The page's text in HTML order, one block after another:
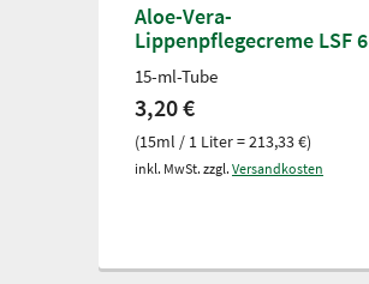
Aloe-Vera-
Lippenpflegecreme LSF 6
15-ml-Tube
3,20 €
(15ml / 1 Liter = 213,33 €)
inkl. MwSt. zzgl. Versandkosten